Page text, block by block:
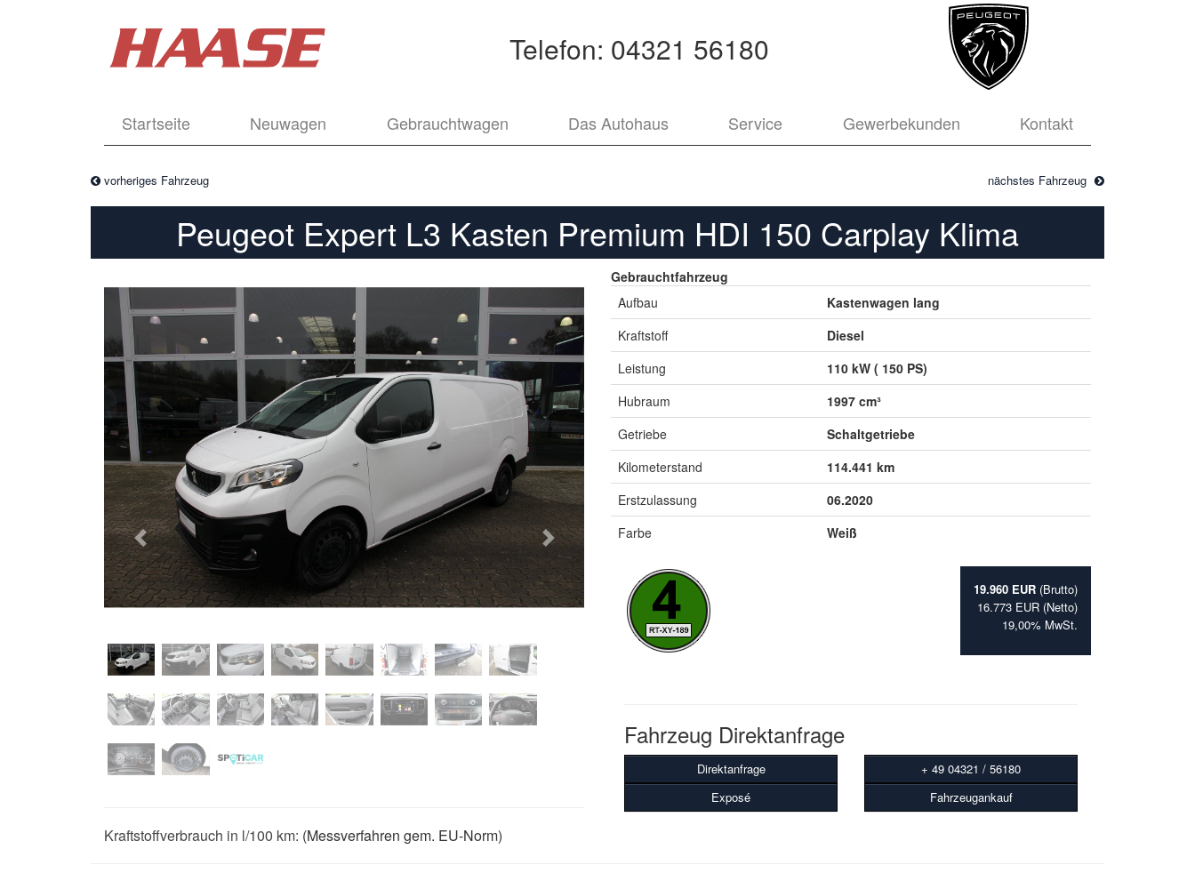
Telefon: 04321 56180
Startseite Neuwagen Gebrauchtwagen Das Autohaus Service Gewerbekunden Kontakt
vorheriges Fahrzeug nächstes Fahrzeug
Peugeot Expert L3 Kasten Premium HDI 150 Carplay Klima
Previous Next
Kraftstoffverbrauch in l/100 km: (Messverfahren gem. EU-Norm)
Gebrauchtfahrzeug
Aufbau
Kastenwagen lang
Kraftstoff
Diesel
Leistung
110 kW ( 150 PS)
Hubraum
1997 cm³
Getriebe
Schaltgetriebe
Kilometerstand
114.441 km
Erstzulassung
06.2020
Farbe
Weiß
19.960 EUR (Brutto)
16.773 EUR (Netto)
19,00% MwSt.
Fahrzeug Direktanfrage
Direktanfrage
+ 49 04321 / 56180
Exposé
Fahrzeugankauf